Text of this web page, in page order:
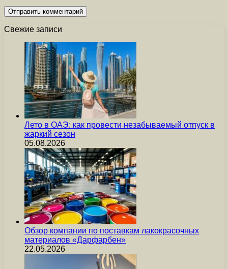
Свежие записи
Лето в ОАЭ: как провести незабываемый отпуск в
жаркий сезон
05.08.2026
Обзор компании по поставкам лакокрасочных
материалов «Дарфарбен»
22.05.2026